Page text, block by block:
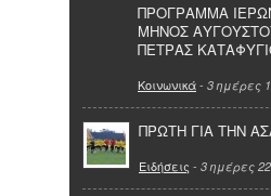
ΠΡΟΓΡΑΜΜΑ
ΜΗΝΟΣ
ΠΕΤΡΑΣ
Κοινωνικά- 3 ημέρες
ΠΡΩΤΗ ΓΙΑ ΤΗΝ
Ειδήσεις - 3 ημέρες